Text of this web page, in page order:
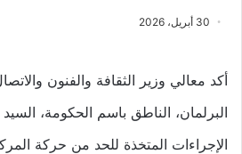
30 أبريل، 2026
أكد معالي وزير الثقافة والفنون
البرلمان، الناطق باسم الحكومة،
الإجراءات المتخذة للحد من حركة